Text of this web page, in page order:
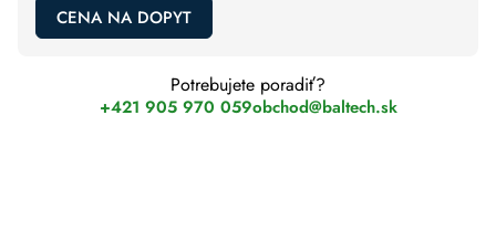
CENA NA DOPYT
Potrebujete poradiť?
+421 905 970 059obchod@baltech.sk